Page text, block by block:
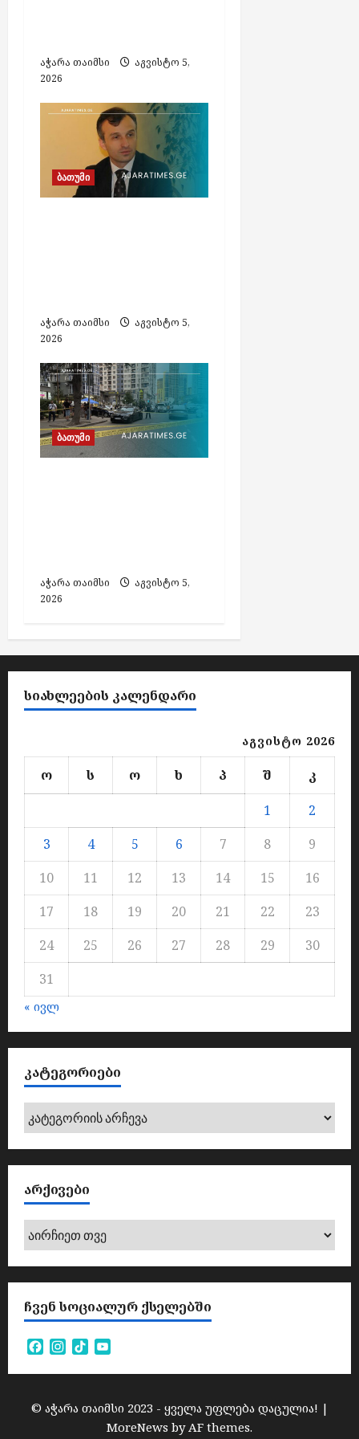
აჭარა თაიმსი
აგვისტო 5,
2026
ბათუმი
აჭარა თაიმსი
აგვისტო 5,
2026
ბათუმი
აჭარა თაიმსი
აგვისტო 5,
2026
ᲡᲘᲐᲮᲚᲔᲔᲑᲘᲡ ᲙᲐᲚᲔᲜᲓᲐᲠᲘ
აგვისტო 2026
ო ს ო ხ პ შ
კ
1
2
3
4 5 6 7 8
9
10
11 12 13 14 15
16
17
18 19 20 21 22
23
24
25 26 27 28 29
30
31
« ივლ
ᲙᲐᲢᲔᲒᲝᲠᲘᲔᲑᲘ
კატეგორიები
ᲐᲠᲥᲘᲕᲔᲑᲘ
არქივები
ᲩᲕᲔᲜ ᲡᲝᲪᲘᲐᲚᲣᲠ ᲥᲡᲔᲚᲔᲑᲨᲘ
Facebook
Instagram
TikTok
© აჭარა თაიმსი 2023 - ყველა უფლება დაცულია! |
MoreNews by AF themes.